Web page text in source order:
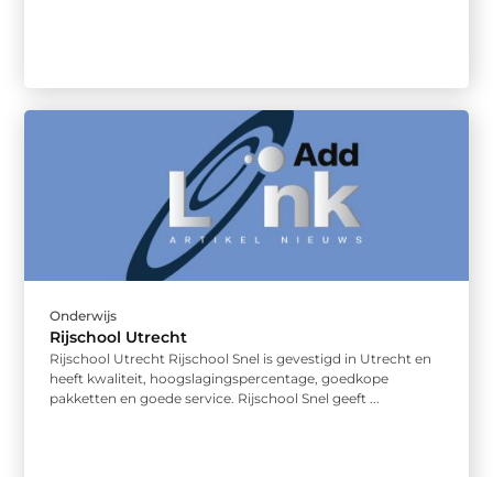
Onderwijs
Rijschool Utrecht
Rijschool Utrecht Rijschool Snel is gevestigd in Utrecht en
heeft kwaliteit, hoogslagingspercentage, goedkope
pakketten en goede service. Rijschool Snel geeft ...